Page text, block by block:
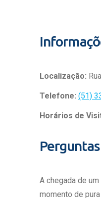
Localização:
Telefone: (51)
Horários de
A chegada de
momento de